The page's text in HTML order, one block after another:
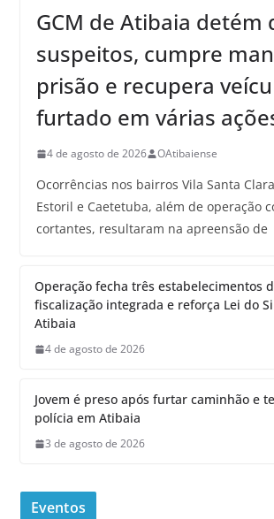
GCM de Atibaia detém
suspeitos, cumpre
prisão e recupera
furtado em várias
4 de agosto de 2026 OAtibaiense
Ocorrências nos bairros Vila Santa
Estoril e Caetetuba, além de operação
cortantes, resultaram na apreensão de
Operação fecha três estabelecimentos
fiscalização integrada e reforça Lei do
Atibaia
4 de agosto de 2026
Jovem é preso após furtar caminhão e
polícia em Atibaia
3 de agosto de 2026
Eventos